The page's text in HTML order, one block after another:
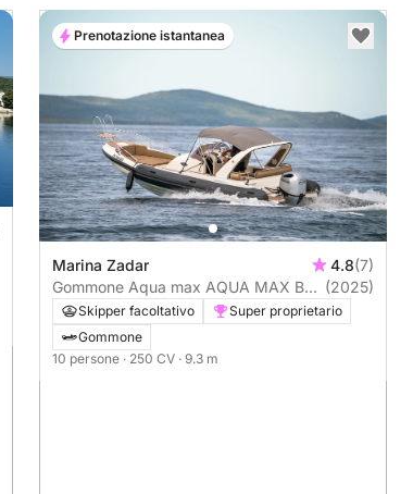
Marina Zadar 4.8(7)
Gommone Aqua max AQUA MAX B28
250CV
(2025)
Skipper facoltativo
Super proprietario
Gommone
10 persone · 250 CV · 9.3 m
Prenotazione istantanea